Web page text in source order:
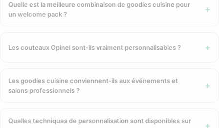
jetable
c’est directement remplacer des dizaines de bouteilles
c’est un cadeau que vos collaborateurs et clients utilisent
vraiment — parce qu’il répond à un besoin réel, chaque jour.
Nos sous-catégories Goodies Cuisine
Quelle est la meilleure combinaison de goodies cuisine pour
un welcome pack ?
Les couteaux Opinel sont-ils vraiment personnalisables ?
Les goodies cuisine conviennent-ils aux événements et
salons professionnels ?
Quelles techniques de personnalisation sont disponibles sur